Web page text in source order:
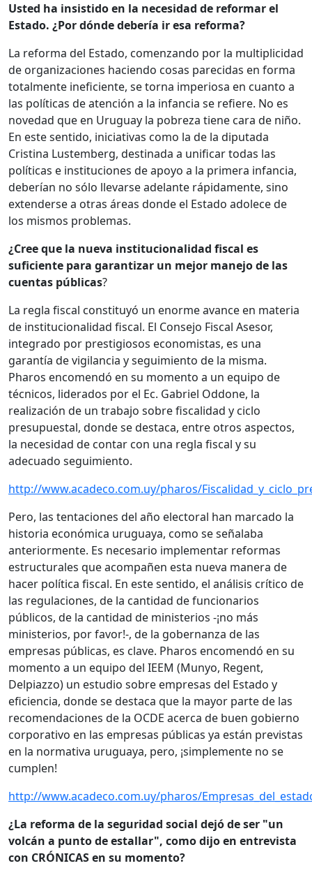
Usted ha insistido en la necesidad de reformar el
Estado. ¿Por dónde debería ir esa reforma?
La reforma del Estado, comenzando por la multiplicidad
de organizaciones haciendo cosas parecidas en forma
totalmente ineficiente, se torna imperiosa en cuanto a
las políticas de atención a la infancia se refiere. No es
novedad que en Uruguay la pobreza tiene cara de niño.
En este sentido, iniciativas como la de la diputada
Cristina Lustemberg, destinada a unificar todas las
políticas e instituciones de apoyo a la primera infancia,
deberían no sólo llevarse adelante rápidamente, sino
extenderse a otras áreas donde el Estado adolece de
los mismos problemas.
¿Cree que la nueva institucionalidad fiscal es
suficiente para garantizar un mejor manejo de las
cuentas públicas?
La regla fiscal constituyó un enorme avance en materia
de institucionalidad fiscal. El Consejo Fiscal Asesor,
integrado por prestigiosos economistas, es una
garantía de vigilancia y seguimiento de la misma.
Pharos encomendó en su momento a un equipo de
técnicos, liderados por el Ec. Gabriel Oddone, la
realización de un trabajo sobre fiscalidad y ciclo
presupuestal, donde se destaca, entre otros aspectos,
la necesidad de contar con una regla fiscal y su
adecuado seguimiento.
http://www.acadeco.com.uy/pharos/
Pero, las tentaciones del año electoral han marcado la
historia económica uruguaya, como se señalaba
anteriormente. Es necesario implementar reformas
estructurales que acompañen esta nueva manera de
hacer política fiscal. En este sentido, el análisis crítico de
las regulaciones, de la cantidad de funcionarios
públicos, de la cantidad de ministerios -¡no más
ministerios, por favor!-, de la gobernanza de las
empresas públicas, es clave. Pharos encomendó en su
momento a un equipo del IEEM (Munyo, Regent,
Delpiazzo) un estudio sobre empresas del Estado y
eficiencia, donde se destaca que la mayor parte de las
recomendaciones de la OCDE acerca de buen gobierno
corporativo en las empresas públicas ya están previstas
en la normativa uruguaya, pero, ¡simplemente no se
cumplen!
http://www.acadeco.com.uy/pharos/
¿La reforma de la seguridad social dejó de ser "un
volcán a punto de estallar", como dijo en entrevista
con CRÓNICAS en su momento?